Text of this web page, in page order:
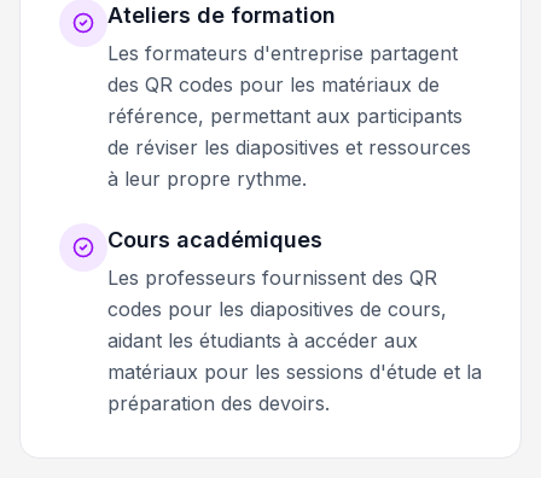
Ateliers de formation
Les formateurs d'entreprise partagent
des QR codes pour les matériaux de
référence, permettant aux participants
de réviser les diapositives et ressources
à leur propre rythme.
Cours académiques
Les professeurs fournissent des QR
codes pour les diapositives de cours,
aidant les étudiants à accéder aux
matériaux pour les sessions d'étude et la
préparation des devoirs.